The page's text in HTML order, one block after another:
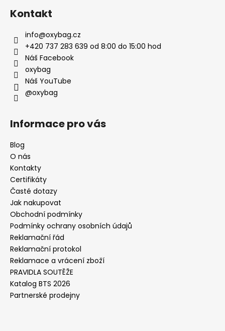
Kontakt
info@oxybag.cz
+420 737 283 639 od 8:00 do 15:00 hod
Náš Facebook
oxybag
Náš YouTube
@oxybag
Informace pro vás
Blog
O nás
Kontakty
Certifikáty
Časté dotazy
Jak nakupovat
Obchodní podmínky
Podmínky ochrany osobních údajů
Reklamační řád
Reklamační protokol
Reklamace a vrácení zboží
PRAVIDLA SOUTĚŽE
Katalog BTS 2026
Partnerské prodejny